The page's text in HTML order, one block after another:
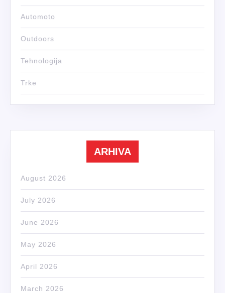
Automoto
Outdoors
Tehnologija
Trke
ARHIVA
August 2026
July 2026
June 2026
May 2026
April 2026
March 2026